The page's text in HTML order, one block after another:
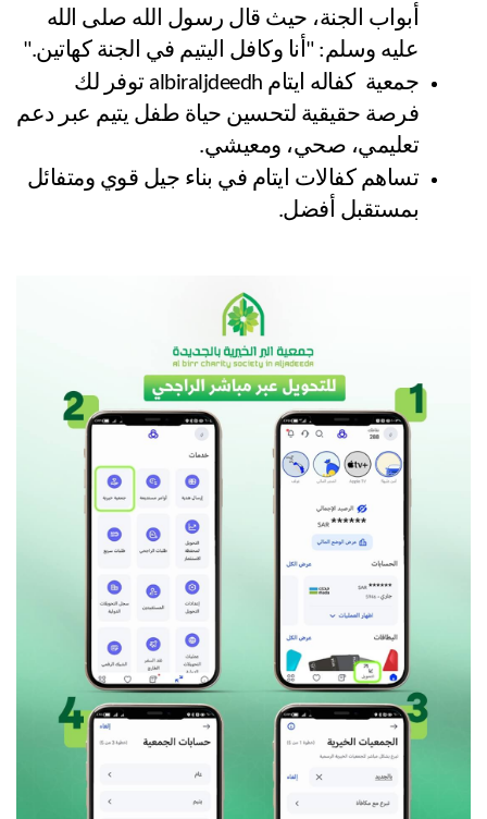
عليه وسلم: "أنا وكافل اليتيم في الجنة كهاتين."
تعليمي، صحي، ومعيشي.
بمستقبل أفضل.